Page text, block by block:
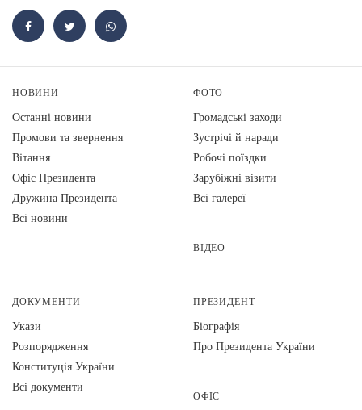
НОВИНИ
Останні новини
Промови та звернення
Вiтання
Офіс Президента
Дружина Президента
Всі новини
ФОТО
Громадські заходи
Зустрічі й наради
Робочі поїздки
Зарубіжні візити
Всі галереї
ВІДЕО
ДОКУМЕНТИ
Укази
Розпорядження
Конституція України
Всі документи
ПРЕЗИДЕНТ
Біографія
Про Президента України
ОФІС